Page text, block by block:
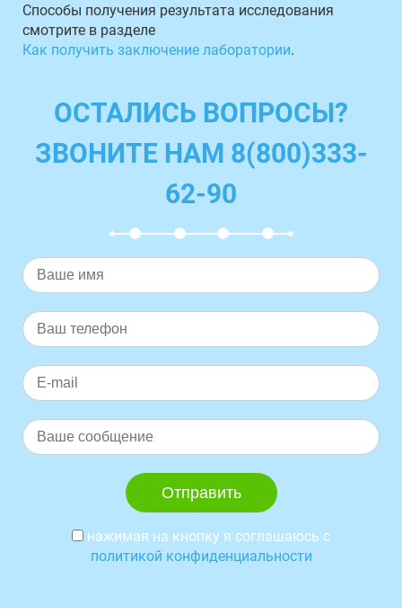
Способы получения результата исследования
смотрите в разделе
Как получить заключение лаборатории.
ОСТАЛИСЬ ВОПРОСЫ?
ЗВОНИТЕ НАМ 8(800)333-
62-90
нажимая на кнопку я соглашаюсь с
политикой конфиденциальности